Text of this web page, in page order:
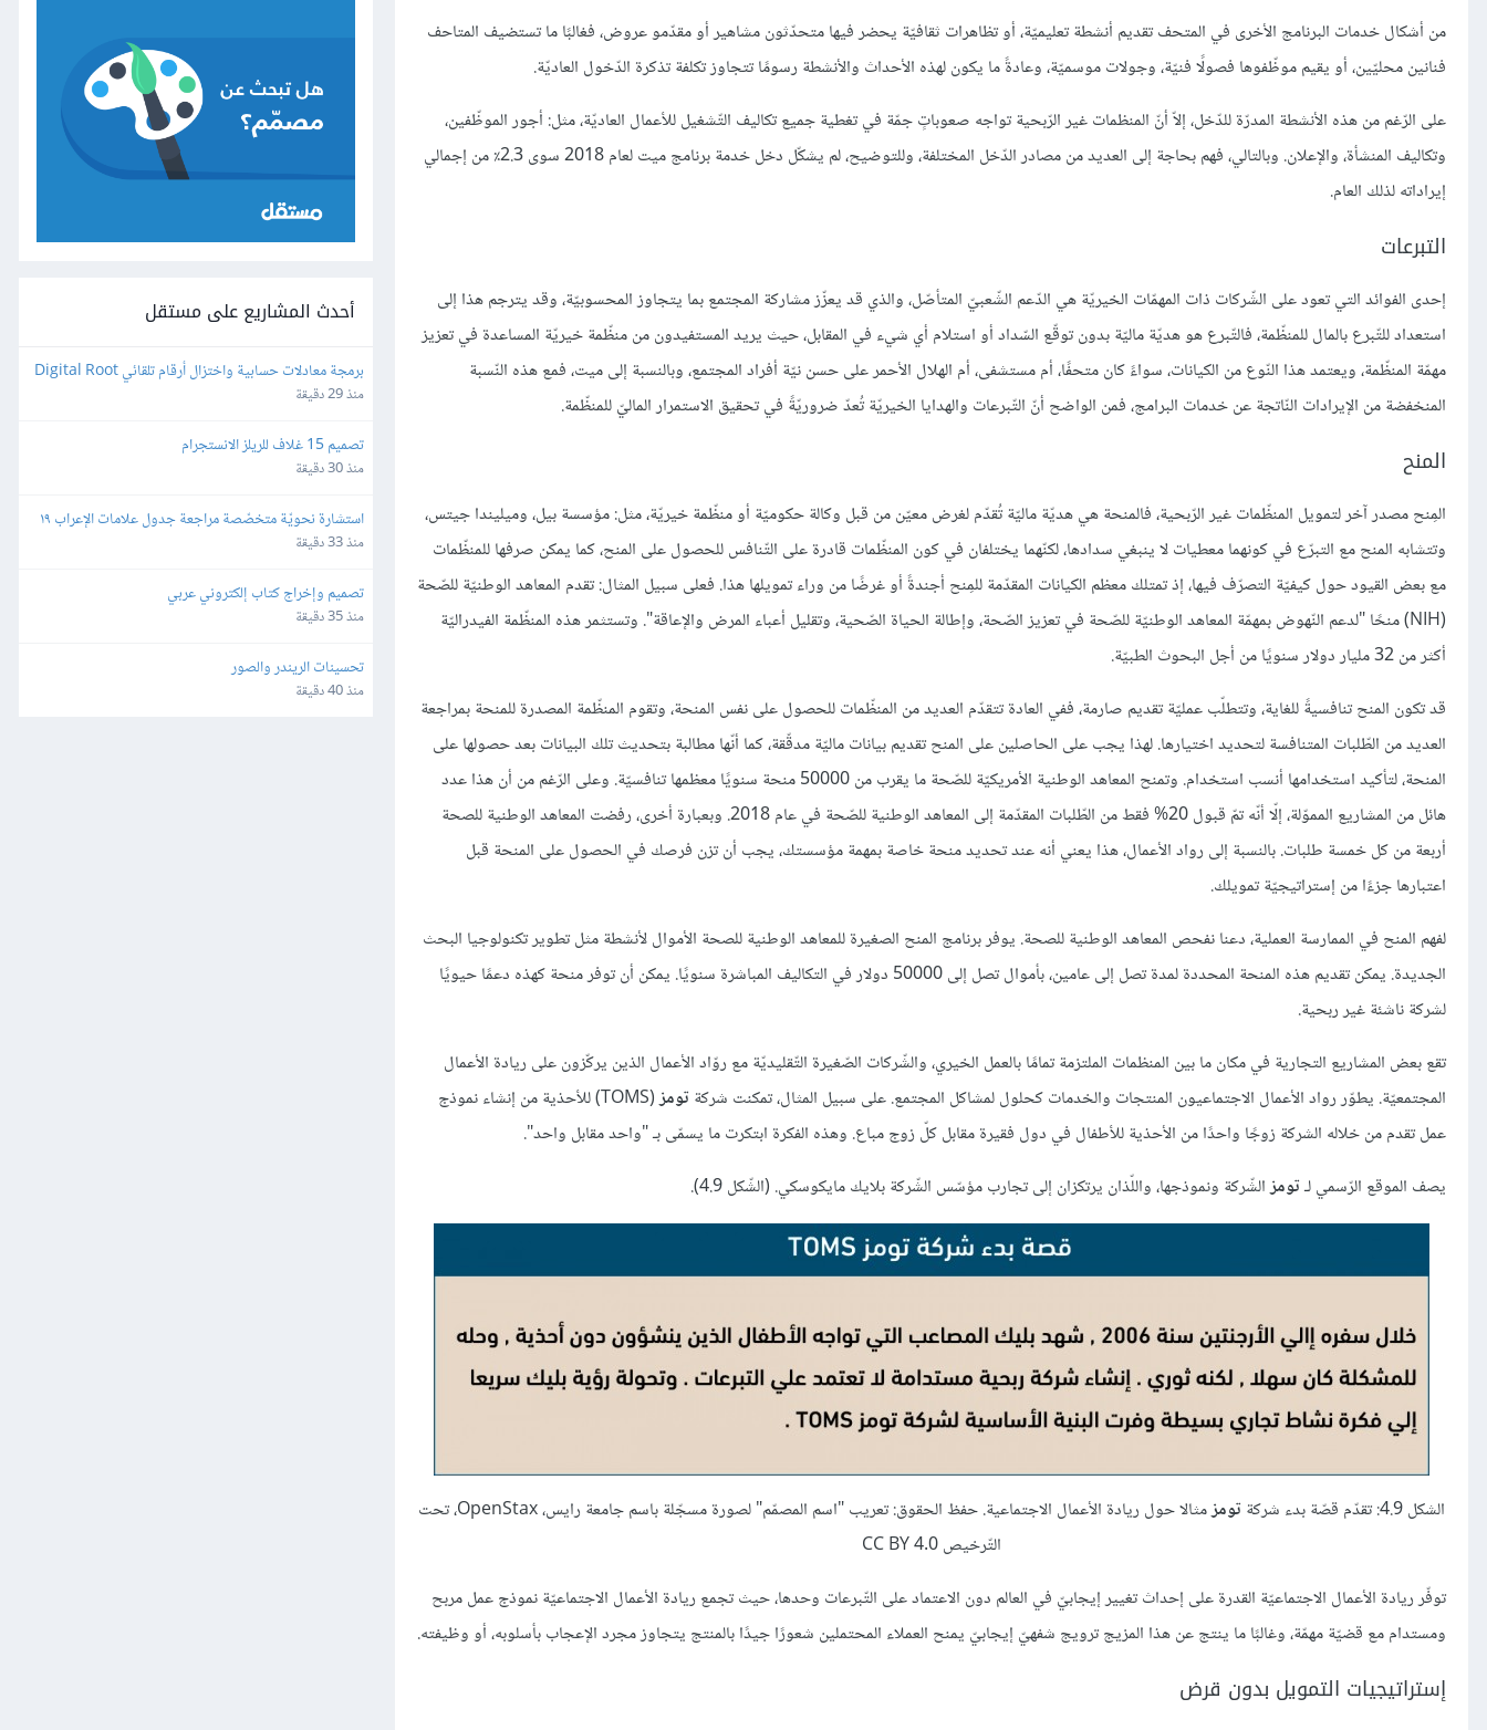
من أشكال خدمات البرنامج الأخرى في المتحف تقديم أنشطة تعليميّة، أو تظاهرات ثقافيّة يحضر فيها متحدّثون مشاهير أو مقدّمو عروض، فغالبًا ما تستضيف المتاحف
فنانين محليّين، أو يقيم موظّفوها فصولًا فنيّة، وجولات موسميّة، وعادةً ما يكون لهذه الأحداث والأنشطة رسومًا تتجاوز تكلفة تذكرة الدّخول العاديّة.
على الرّغم من هذه الأنشطة المدرّة للدّخل، إلاّ أنّ المنظمات غير الرّبحية تواجه صعوباتٍ جمّة في تغطية جميع تكاليف التّشغيل للأعمال العاديّة، مثل: أجور الموظّفين،
وتكاليف المنشأة، والإعلان. وبالتالي، فهم بحاجة إلى العديد من مصادر الدّخل المختلفة، وللتوضيح، لم يشكّل دخل خدمة برنامج ميت لعام 2018 سوى 2.3٪ من إجمالي
إيراداته لذلك العام.
التبرعات
إحدى الفوائد التي تعود على الشّركات ذات المهمّات الخيريّة هي الدّعم الشّعبيّ المتأصّل، والذي قد يعزّز مشاركة المجتمع بما يتجاوز المحسوبيّة، وقد يترجم هذا إلى
استعداد للتّبرع بالمال للمنظّمة، فالتّبرع هو هديّة ماليّة بدون توقّع السّداد أو استلام أي شيء في المقابل، حيث يريد المستفيدون من منظّمة خيريّة المساعدة في تعزيز
مهمّة المنظّمة، ويعتمد هذا النّوع من الكيانات، سواءً كان متحفًا، أم مستشفى، أم الهلال الأحمر على حسن نيّة أفراد المجتمع، وبالنسبة إلى ميت، فمع هذه النّسبة
المنخفضة من الإيرادات النّاتجة عن خدمات البرامج، فمن الواضح أنّ التّبرعات والهدايا الخيريّة تُعدّ ضروريّةً في تحقيق الاستمرار الماليّ للمنظّمة.
المنح
المِنح مصدر آخر لتمويل المنظّمات غير الرّبحية، فالمنحة هي هديّة ماليّة تُقدّم لغرض معيّن من قبل وكالة حكوميّة أو منظّمة خيريّة، مثل: مؤسسة بيل، وميليندا جيتس،
وتتشابه المنح مع التبرّع في كونهما معطيات لا ينبغي سدادها، لكنّهما يختلفان في كون المنظّمات قادرة على التّنافس للحصول على المنح، كما يمكن صرفها للمنظّمات
مع بعض القيود حول كيفيّة التصرّف فيها، إذ تمتلك معظم الكيانات المقدّمة للمِنح أجندةً أو غرضًا من وراء تمويلها هذا. فعلى سبيل المثال: تقدم المعاهد الوطنيّة للصّحة
(NIH) منحًا "لدعم النّهوض بمهمّة المعاهد الوطنيّة للصّحة في تعزيز الصّحة، وإطالة الحياة الصّحية، وتقليل أعباء المرض والإعاقة". وتستثمر هذه المنظّمة الفيدراليّة
أكثر من 32 مليار دولار سنويًا من أجل البحوث الطبيّة.
قد تكون المنح تنافسيةً للغاية، وتتطلّب عمليّة تقديم صارمة، ففي العادة تتقدّم العديد من المنظّمات للحصول على نفس المنحة، وتقوم المنظّمة المصدرة للمنحة بمراجعة
العديد من الطّلبات المتنافسة لتحديد اختيارها. لهذا يجب على الحاصلين على المنح تقديم بيانات ماليّة مدقّقة، كما أنّها مطالبة بتحديث تلك البيانات بعد حصولها على
المنحة، لتأكيد استخدامها أنسب استخدام. وتمنح المعاهد الوطنية الأمريكيّة للصّحة ما يقرب من 50000 منحة سنويًا معظمها تنافسيّة. وعلى الرّغم من أن هذا عدد
هائل من المشاريع المموّلة، إلّا أنّه تمّ قبول 20% فقط من الطّلبات المقدّمة إلى المعاهد الوطنية للصّحة في عام 2018. وبعبارة أخرى، رفضت المعاهد الوطنية للصحة
أربعة من كل خمسة طلبات. بالنسبة إلى رواد الأعمال، هذا يعني أنه عند تحديد منحة خاصة بمهمة مؤسستك، يجب أن تزن فرصك في الحصول على المنحة قبل
اعتبارها جزءًا من إستراتيجيّة تمويلك.
لفهم المنح في الممارسة العملية، دعنا نفحص المعاهد الوطنية للصحة. يوفر برنامج المنح الصغيرة للمعاهد الوطنية للصحة الأموال لأنشطة مثل تطوير تكنولوجيا البحث
الجديدة. يمكن تقديم هذه المنحة المحددة لمدة تصل إلى عامين، بأموال تصل إلى 50000 دولار في التكاليف المباشرة سنويًا. يمكن أن توفر منحة كهذه دعمًا حيويًا
لشركة ناشئة غير ربحية.
تقع بعض المشاريع التجارية في مكان ما بين المنظمات الملتزمة تمامًا بالعمل الخيري، والشّركات الصّغيرة التّقليديّة مع روّاد الأعمال الذين يركّزون على ريادة الأعمال
المجتمعيّة. يطوّر رواد الأعمال الاجتماعيون المنتجات والخدمات كحلول لمشاكل المجتمع. على سبيل المثال، تمكنت شركة تومز
(TOMS) للأحذية من إنشاء نموذج
عمل تقدم من خلاله الشركة زوجًا واحدًا من الأحذية للأطفال في دول فقيرة مقابل كلّ زوج مباع. وهذه الفكرة ابتكرت ما يسمّى بـ "واحد مقابل واحد".
يصف الموقع الرّسمي لـتومزالشّركة ونموذجها، واللّذان يرتكزان إلى تجارب مؤسّس الشّركة بلايك مايكوسكي. (الشّكل 4.9).
الشكل 4.9: تقدّم قصّة بدء شركة تومز
مثالا حول ريادة الأعمال الاجتماعية. حفظ الحقوق: تعريب "اسم المصمّم" لصورة مسجّلة باسم جامعة رايس، OpenStax، تحت
التّرخيص CC BY 4.0
توفّر ريادة الأعمال الاجتماعيّة القدرة على إحداث تغيير إيجابيّ في العالم دون الاعتماد على التّبرعات وحدها، حيث تجمع ريادة الأعمال الاجتماعيّة نموذج عمل مربح
ومستدام مع قضيّة مهمّة، وغالبًا ما ينتج عن هذا المزيج ترويج شفهيّ إيجابيّ يمنح العملاء المحتملين شعورًا جيدًا بالمنتج يتجاوز مجرد الإعجاب بأسلوبه، أو وظيفته.
إستراتيجيات التمويل بدون قرض
أحدث المشاريع على مستقل
على الإكسل
منذ 29 دقيقة
تصميم 15 غلاف للريلز الانستجرام
منذ 30 دقيقة
بندًا
منذ 33 دقيقة
تصميم وإخراج كتاب إلكتروني عربي
منذ 35 دقيقة
تحسينات الريندر والصور
منذ 40 دقيقة